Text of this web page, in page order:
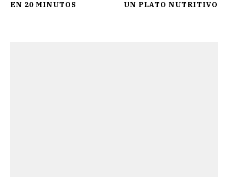
EN 20 MINUTOS
UN PLATO NUTRITIVO